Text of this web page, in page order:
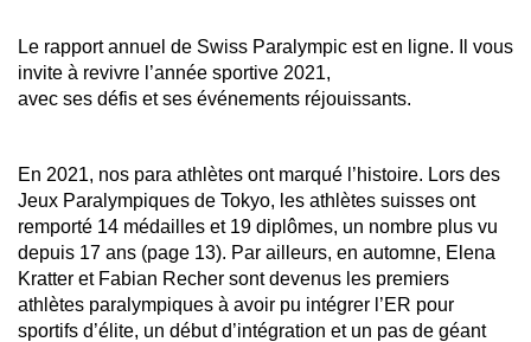
Le rapport annuel de Swiss Paralympic est en ligne. Il vous
invite à revivre l’année sportive 2021,
avec ses défis et ses événements réjouissants.
En 2021, nos para athlètes ont marqué l’histoire. Lors des
Jeux Paralympiques de Tokyo, les athlètes suisses ont
remporté 14 médailles et 19 diplômes, un nombre plus vu
depuis 17 ans (page 13). Par ailleurs, en automne, Elena
Kratter et Fabian Recher sont devenus les premiers
athlètes paralympiques à avoir pu intégrer l’ER pour
sportifs d’élite, un début d’intégration et un pas de géant